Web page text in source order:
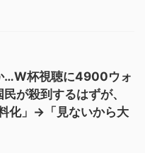
…W杯視聴に4900ウォ
が殺到するはずが、
化」→「見ないから大